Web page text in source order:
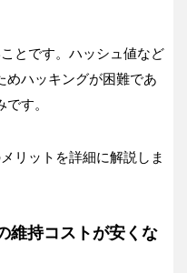
とです。ハッシュ値など
めハッキングが困難であ
す。
リットを詳細に解説しま
維持コストが安くな